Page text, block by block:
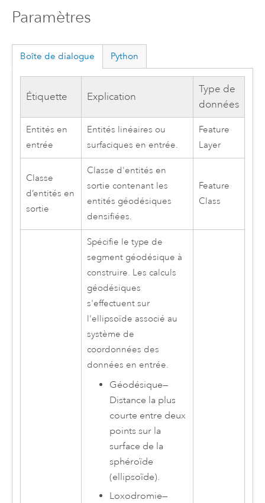
Paramètres
Boîte de dialogue Python
Étiquette Explication
Type de
données
Entités en
entrée
Entités linéaires ou
surfaciques en entrée.
Feature
Layer
Classe
d’entités en
sortie
Classe d'entités en
sortie contenant les
entités géodésiques
densifiées.
Feature
Class
Spécifie le type de
segment géodésique à
construire. Les calculs
géodésiques
s'effectuent sur
l'ellipsoïde associé au
système de
coordonnées des
données en entrée.
Géodésique—
Distance la plus
courte entre deux
points sur la
surface de la
sphéroïde
(ellipsoïde).
Loxodromie—